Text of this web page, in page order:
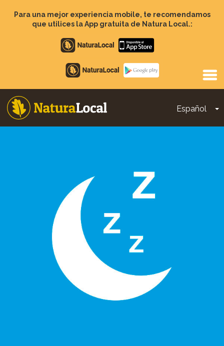
contenido
Para una mejor experiencia mobile, te recomendamos
que utilices la App gratuita de Natura Local.:
Apple
store
Google
Play
Español
Main